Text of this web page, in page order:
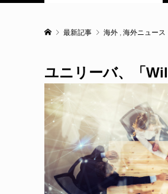
最新記事 海外 , 海外ニュース
ユニリーバ、「